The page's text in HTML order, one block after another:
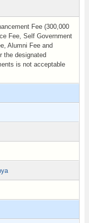
Fee (300,000
Fee, Self Government
Alumni Fee and
the designated
is not acceptable